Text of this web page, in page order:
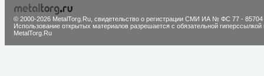
© 2000-2026 MetalTorg.Ru, cвидетельство о регистрации СМИ ИА № ФС 77 - 85704
Использование открытых материалов разрешается с обязательной гиперссылкой
MetalTorg.Ru